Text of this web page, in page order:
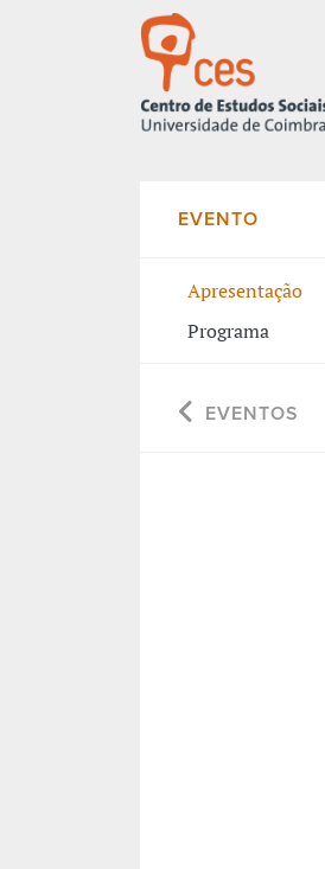
EVENTO
Apresentação
Programa
EVENTOS